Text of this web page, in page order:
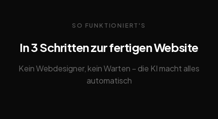
SO FUNKTIONIERT'S
In 3 Schritten zur fertigen Website
Kein Webdesigner, kein Warten – die KI macht alles
automatisch